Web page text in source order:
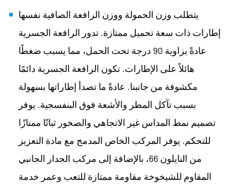
يتطلب وزن الحمولة ووزن الرافعة الصافية نفسها
إطارات ذات سعة تحميل ممتازة. تدور الرافعة الجسرية
عادةً بزاوية 90 درجة تحت الحمل، مما يسبب ضغطًا
هائلاً على الإطارات. تكون الرافعة الجسرية دائمًا
مكشوفة من جانبنا. عادةً ما تصدأ إطاراتها بسهولة
بسبب تآكل المطر والأشعة فوق البنفسجية. يوفر
تصميم نمط المداس غير الاتجاهي والصخور ثباتًا ممتازًا
للتحكم. يوفر المركب الخاص المدمج مع مادة التعزيز
من النايلون 66، بالإضافة إلى مركب الجدار الجانبي
المقاوم للشيخوخة مقاومة ممتازة للتعب وعمر خدمة